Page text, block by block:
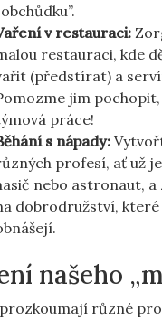
v restauraci:
restauraci, kde
(předstírat) a
jim
práce!
s nápady:
profesí, ať už
nebo astronaut,
dobrodružství,
našeho
různé